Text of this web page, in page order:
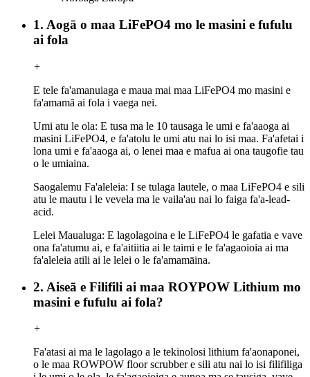
1. Aogā o maa LiFePO4 mo le masini e fufulu
ai fola
+
E tele fa'amanuiaga e maua mai maa LiFePO4 mo masini e
fa'amamā ai fola i vaega nei.
Umi atu le ola: E tusa ma le 10 tausaga le umi e fa'aaoga ai
masini LiFePO4, e fa'atolu le umi atu nai lo isi maa. Fa'afetai i
lona umi e fa'aaoga ai, o lenei maa e mafua ai ona taugofie tau
o le umiaina.
Saogalemu Fa'aleleia: I se tulaga lautele, o maa LiFePO4 e sili
atu le mautu i le vevela ma le vaila'au nai lo faiga fa'a-lead-
acid.
Lelei Maualuga: E lagolagoina e le LiFePO4 le gafatia e vave
ona fa'atumu ai, e fa'aitiitia ai le taimi e le fa'agaoioia ai ma
fa'aleleia atili ai le lelei o le fa'amamāina.
2. Aiseā e Filifili ai maa ROYPOW Lithium mo
masini e fufulu ai fola?
+
Fa'atasi ai ma le lagolago a le tekinolosi lithium fa'aonaponei,
o le maa ROWPOW floor scrubber e sili atu nai lo isi filifiliga